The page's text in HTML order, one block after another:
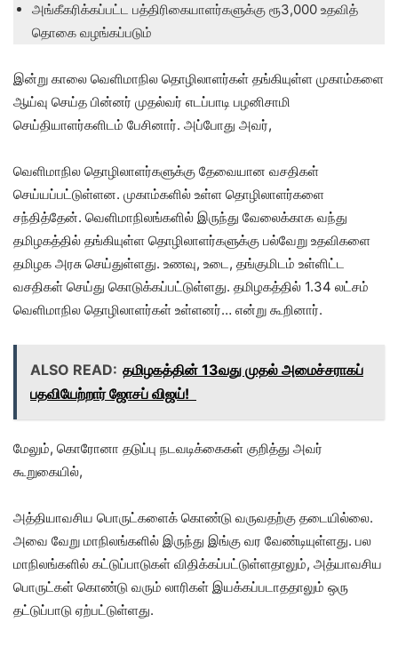
அங்கீகரிக்கப்பட்ட பத்திரிகையாளர்களுக்கு ரூ3,000 உதவித்
தொகை வழங்கப்படும்
இன்று காலை வெளிமாநில தொழிலாளர்கள் தங்கியுள்ள முகாம்களை
ஆய்வு செய்த பின்னர் முதல்வர் எடப்பாடி பழனிசாமி
செய்தியாளர்களிடம் பேசினார். அப்போது அவர்,
வெளிமாநில தொழிலாளர்களுக்கு தேவையான வசதிகள்
செய்யப்பட்டுள்ளன. முகாம்களில் உள்ள தொழிலாளர்களை
சந்தித்தேன். வெளிமாநிலங்களில் இருந்து வேலைக்காக வந்து
தமிழகத்தில் தங்கியுள்ள தொழிலாளர்களுக்கு பல்வேறு உதவிகளை
தமிழக அரசு செய்துள்ளது. உணவு, உடை, தங்குமிடம் உள்ளிட்ட
வசதிகள் செய்து கொடுக்கப்பட்டுள்ளது. தமிழகத்தில் 1.34 லட்சம்
வெளிமாநில தொழிலாளர்கள் உள்ளனர்… என்று கூறினார்.
ALSO READ: தமிழகத்தின் 13வது முதல் அமைச்சராகப்
பதவியேற்றார் ஜோசப் விஜய்!
மேலும், கொரோனா தடுப்பு நடவடிக்கைகள் குறித்து அவர்
கூறுகையில்,
அத்தியாவசிய பொருட்களைக் கொண்டு வருவதற்கு தடையில்லை.
அவை வேறு மாநிலங்களில் இருந்து இங்கு வர வேண்டியுள்ளது. பல
மாநிலங்களில் கட்டுப்பாடுகள் விதிக்கப்பட்டுள்ளதாலும், அத்யாவசிய
பொருட்கள் கொண்டு வரும் லாரிகள் இயக்கப்படாததாலும் ஒரு
தட்டுப்பாடு ஏற்பட்டுள்ளது.